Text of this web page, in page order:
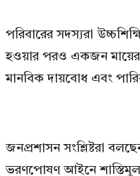
পরিবারের সদস্যরা
হওয়ার পরও একজন মায়ের
মানবিক দায়বোধ এবং
জনপ্রশাসন সংশ্লিষ্টরা
ভরণপোষণ আইনে